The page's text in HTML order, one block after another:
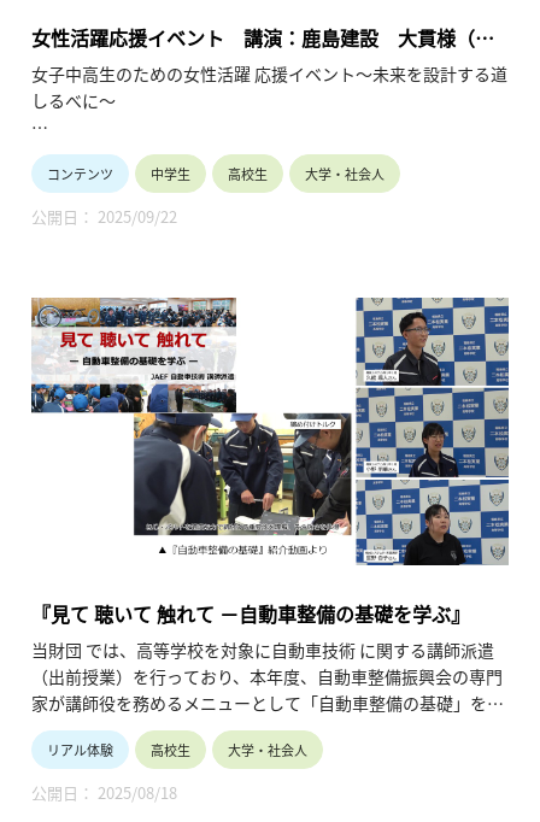
女性活躍応援イベント 講演：鹿島建設 大貫様（総
合建設／設備施工管理）（2025年7月12日）
女子中高生のための女性活躍 応援イベント～未来を設計する道
しるべに～
女子中高生の皆様へ
10年後、私は何をしているんだろう？多様な未来の中で、企業
で活躍することは有力な選択肢です。現在企業で活躍中の少し
先輩の経験談を聞く事ができる大変貴重な機会です。
保護者や教員の皆様へ
ダイバーシティ、男女共同参画、リケジョが時代のキーワード
になっています。
産業界は女子の活躍の場を拡大して参ります。お子様や生徒と
将来を語り合うきっかけにしてください。
コンテンツ 中学生 高校生 大学・社会人
公開日： 2025/09/22
『見て 聴いて 触れて －自動車整備の基礎を学ぶ』
当財団 では、高等学校を対象に自動車技術 に関する講師派遣
（出前授業）を行っており、本年度、自動車整備振興会の専門
家が講師役を務めるメニューとして「自動車整備の基礎」を新
たに設定しました。
これまでに利用した各高等学校からはたいへん高い評価を頂戴
していますが、より多くの学校に認知・活用していただくべく
紹介動画を制作しました。（令和7年7月公開、5分8秒）
リアル体験 高校生 大学・社会人
公開日： 2025/08/18